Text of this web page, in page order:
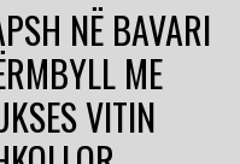
NË BAVARI
ME
VITIN